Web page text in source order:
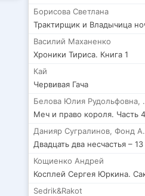
Борисова Светлана
Трактирщик и Владычица
Василий Маханенко
Хроники Тириса. Книга 1
Кай
Червивая Гача
Белова Юлия Рудольфовна,
Меч и право короля. Часть 4
Данияр Сугралинов, Фонд А.
Двадцать два несчастья – 13
Кощиенко Андрей
Sedrik&Rakot